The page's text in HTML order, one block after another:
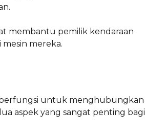
membantu pemilik kendaraan
mereka.
untuk menghubungkan
aspek yang sangat penting bagi